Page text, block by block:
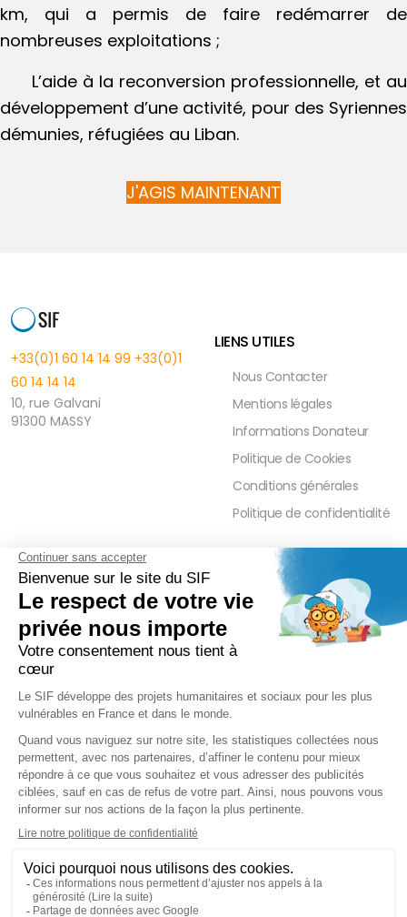
km, qui a permis de faire redémarrer de
nombreuses exploitations ;
L’aide à la reconversion professionnelle, et au
développement d’une activité, pour des Syriennes
démunies, réfugiées au Liban.
J'AGIS MAINTENANT
+33(0)1 60 14 14 99 +33(0)1
60 14 14 14
10, rue Galvani
91300 MASSY
LIENS UTILES
Nous Contacter
Mentions légales
Informations Donateur
Politique de Cookies
Conditions générales
Politique de confidentialité
FAQ
Réduction Fiscale
Ramadan 2026
Zakât Al Maal
Intérêts Bancaires
Parrainage Individuel
Waqf
PRESSE ET PARTENAIRE
Contact Presse
Communiqués de Presse
Actualités Presse
Réseaux sociaux